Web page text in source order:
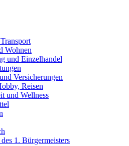
Wohnen
und Einzelhandel
Versicherungen
Reisen
und Wellness
1. Bürgermeisters